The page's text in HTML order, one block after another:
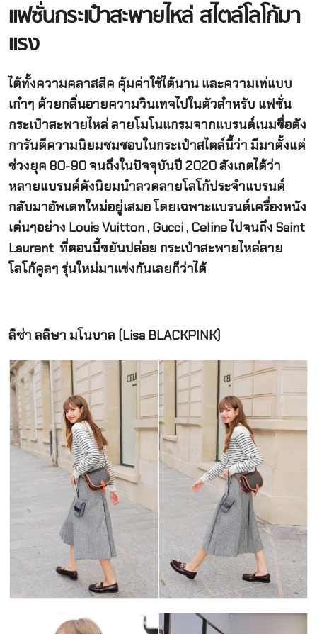
แฟชั่นกระเป๋าสะพายไหล่ สไตล์โลโก้มา
แรง
ได้ทั้งความคลาสสิค คุ้มค่าใช้ได้นาน และความเท่แบบ
เก๋าๆ ด้วยกลิ่นอายความวินเทจไปในตัวสำหรับ แฟชั่น
กระเป๋าสะพายไหล่ ลายโมโนแกรมจากแบรนด์เนมชื่อดัง
การันตีความนิยมชมชอบในกระเป๋าสไตล์นี้ว่า มีมาตั้งแต่
ช่วงยุค 80-90 จนถึงในปัจจุบันปี 2020 สังเกตได้ว่า
หลายแบรนด์ดังนิยมนำลวดลายโลโก้ประจำแบรนด์
กลับมาอัพเดทใหม่อยู่เสมอ โดยเฉพาะแบรนด์เครื่องหนัง
เด่นๆอย่าง Louis Vuitton , Gucci , Celine ไปจนถึง Saint
Laurent ที่ตอนนี้ขยันปล่อย กระเป๋าสะพายไหล่ลาย
โลโก้คูลๆ รุ่นใหม่มาแข่งกันเลยก็ว่าได้
ลิซ่า ลลิษา มโนบาล (Lisa BLACKPINK)